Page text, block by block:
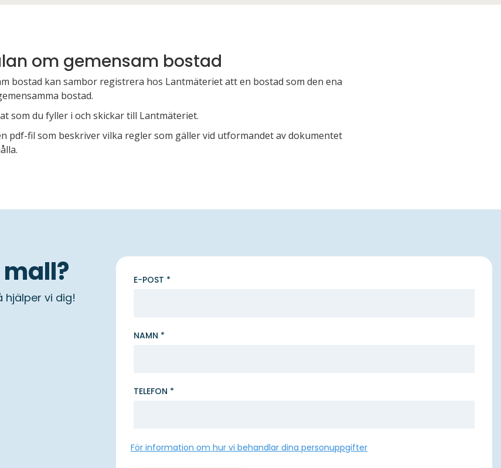
om gemensam bostad
bostad kan sambor registrera hos Lantmäteriet att en bostad som den ena
bostad.
som du fyller i och skickar till Lantmäteriet.
pdf-fil som beskriver vilka regler som gäller vid utformandet av dokumentet
hjälper vi dig!
E-POST *
NAMN *
TELEFON *
För information om hur vi behandlar dina personuppgifter